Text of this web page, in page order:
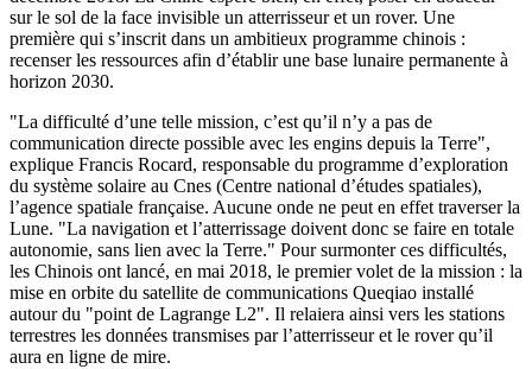
sur le sol de la face invisible un atterrisseur et un rover. Une
première qui s’inscrit dans un ambitieux programme chinois :
recenser les ressources afin d’établir une base lunaire permanente à
horizon 2030.
"La difficulté d’une telle mission, c’est qu’il n’y a pas de
communication directe possible avec les engins depuis la Terre",
explique Francis Rocard, responsable du programme d’exploration
du système solaire au Cnes (Centre national d’études spatiales),
l’agence spatiale française. Aucune onde ne peut en effet traverser la
Lune. "La navigation et l’atterrissage doivent donc se faire en totale
autonomie, sans lien avec la Terre." Pour surmonter ces difficultés,
les Chinois ont lancé, en mai 2018, le premier volet de la mission : la
mise en orbite du satellite de communications Queqiao installé
autour du "point de Lagrange L2". Il relaiera ainsi vers les stations
terrestres les données transmises par l’atterrisseur et le rover qu’il
aura en ligne de mire.